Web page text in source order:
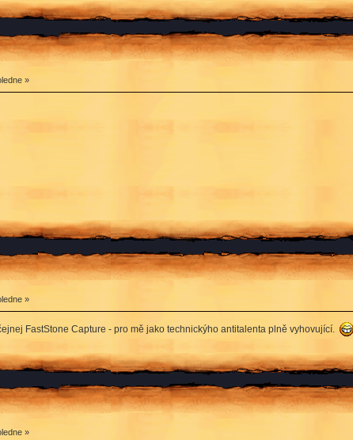
»
»
FastStone Capture - pro mě jako technickýho antitalenta plně vyhovující.
»